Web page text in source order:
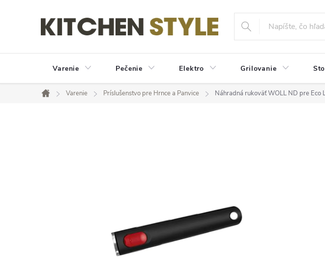
Varenie Pečenie Elektro Grilovanie
Domov
Varenie Príslušenstvo pre Hrnce a Panvice Náhradná rukoväť WOLL ND pre Eco